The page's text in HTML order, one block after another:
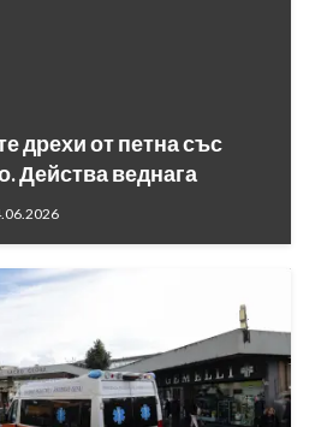
дрехи от петна със
Действа веднага